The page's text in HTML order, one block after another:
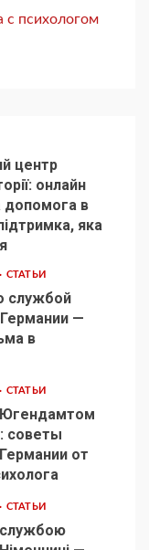
с психологом
центр
онлайн
допомога в
яка
СТАТЬИ
службой
—
в
СТАТЬИ
советы
от
СТАТЬИ
службою